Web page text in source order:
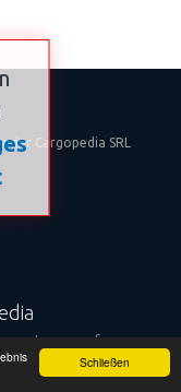
Schließen
Cargopedia SRL
vertrauen auf unsere